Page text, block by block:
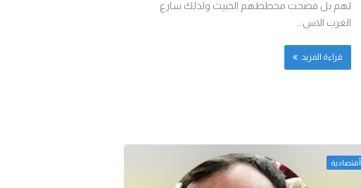
لهم بل فضحت مخططهم الخبيث ولذلك سارع
الغرب الاس...
قراءة المزيد
أقتصادية